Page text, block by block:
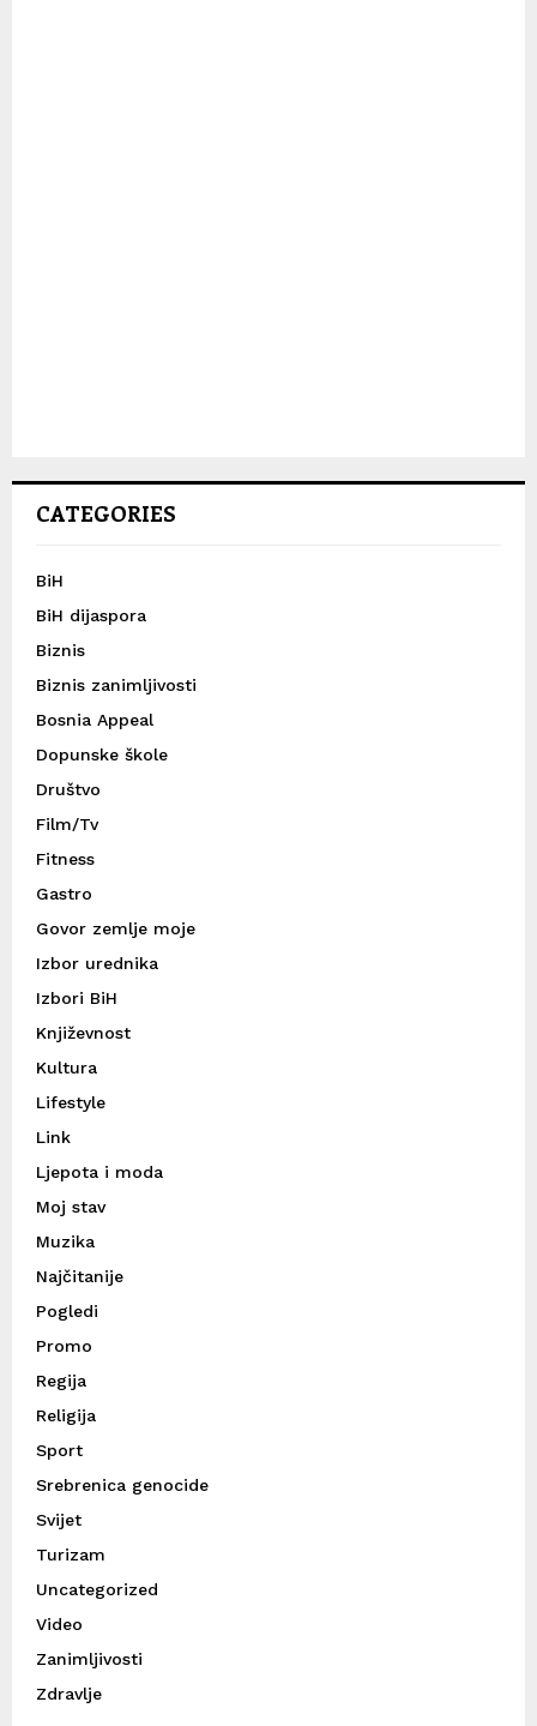
CATEGORIES
BiH
BiH dijaspora
Biznis
Biznis zanimljivosti
Bosnia Appeal
Dopunske škole
Društvo
Film/Tv
Fitness
Gastro
Govor zemlje moje
Izbor urednika
Izbori BiH
Književnost
Kultura
Lifestyle
Link
Ljepota i moda
Moj stav
Muzika
Najčitanije
Pogledi
Promo
Regija
Religija
Sport
Srebrenica genocide
Svijet
Turizam
Uncategorized
Video
Zanimljivosti
Zdravlje